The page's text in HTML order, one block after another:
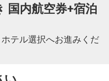
国内航空券+宿泊
テル選択へお進みくだ